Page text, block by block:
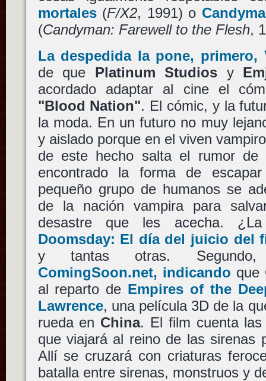
mortales(F/X2, 1991) o
(Candyman: Farewell to the Flesh,
La despedida la pone, primero,
de que Platinum Studios y
acordado adaptar al cine el
"Blood Nation". El cómic, y la
la moda. En un futuro no muy
y aislado porque en el viven
de este hecho salta el rumor de
encontrado la forma de
pequeño grupo de humanos se
de la nación vampira para
desastre que les acecha.
Doomsday: El día del juicio del
y tantas otras.
ComingSoon.net, indicando que
al reparto de Empires of the
Lawrence, una película 3D de la
rueda en China. El film cuenta
que viajará al reino de las sirenas
Allí se cruzará con criaturas
batalla entre sirenas, monstruos y